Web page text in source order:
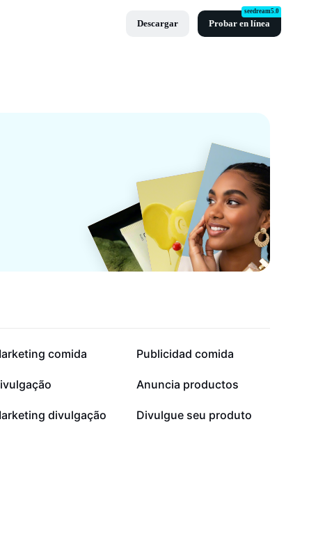
Descargar Probar en línea
seedream5.0
77,1 mil comida 75,6 mil
Publicidad comida
17,2 mil 12 mil
Anuncia productos
936 divulgação 117
Divulgue seu produto